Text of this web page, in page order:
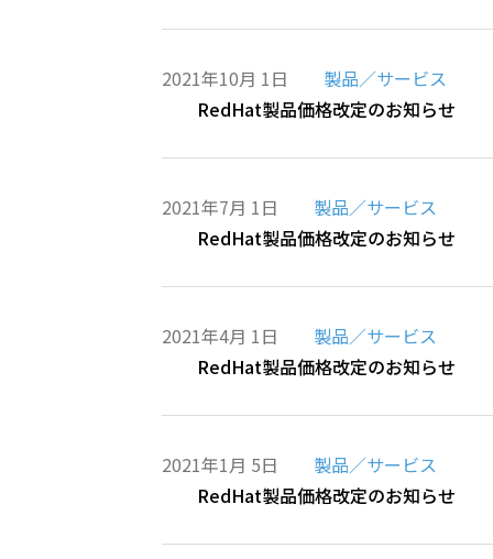
2021年10月 1日
製品／サービス
RedHat製品価格改定のお知らせ
2021年7月 1日
製品／サービス
RedHat製品価格改定のお知らせ
2021年4月 1日
製品／サービス
RedHat製品価格改定のお知らせ
2021年1月 5日
製品／サービス
RedHat製品価格改定のお知らせ